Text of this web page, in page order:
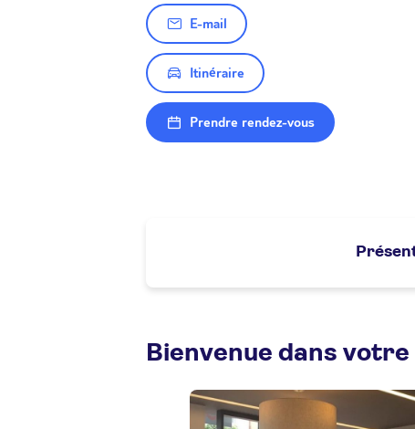
E-mail
Itinéraire
Prendre rendez-vous
Bienvenue dans